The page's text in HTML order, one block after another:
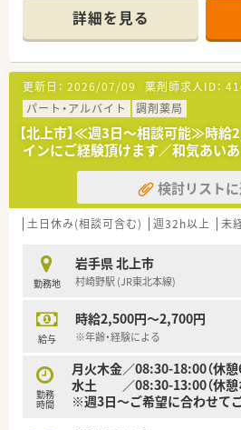
は広く、調剤室も十分に広さがあり
■調剤室の同線も考慮し、働きやす
室も広くゆったりしています。
■ベテランの薬剤師をはじめ、幅
おります。
■男女比は女性の方が多い職場環境
■薬歴も投薬台含め十分に配置して
ことができます。
■男性の薬局長は優しく教えてく
スタートできます。
≪薬局について≫
北上駅より車で5分の位置にある総
処方箋に触れることができ、採用
貴重な土日休みかつ、残業も月に
ため、
公私ともにバランスの取れる就業環
詳細を見る
更新日： 2026/07/09 薬剤師求人ID：
パート・アルバイト
調剤薬局
【北上市】≪週3日～相談可能≫時
インにご経験頂けます／和気あい
検討リスト
土日休み(相談可含む) 週32h以上 未
勤務地
岩手県 北上市
村崎野駅 (JR東北本線)
給与
時給2,500円～2,700円
※年齢・経験による
勤務
時間
月火木金／08:30-18:00（休憩
水土 ／08:30-13:00（休憩
※週3日～ご希望に合わせて